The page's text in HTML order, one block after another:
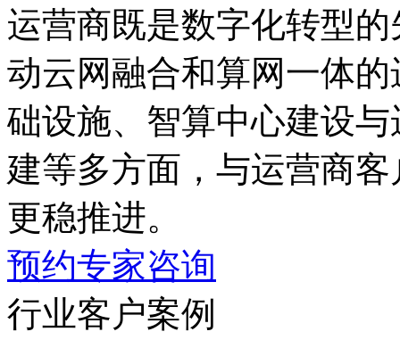
运营商既是数字化转型的
动云网融合和算网一体的
础设施、智算中心建设
建等多方面，与运营商客
更稳推进。
预约专家咨询
行业客户案例